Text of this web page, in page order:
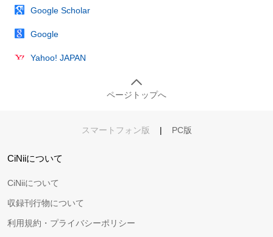
Google Scholar
Google
Yahoo! JAPAN
ページトップへ
スマートフォン版 | PC版
CiNiiについて
CiNiiについて
収録刊行物について
利用規約・プライバシーポリシー